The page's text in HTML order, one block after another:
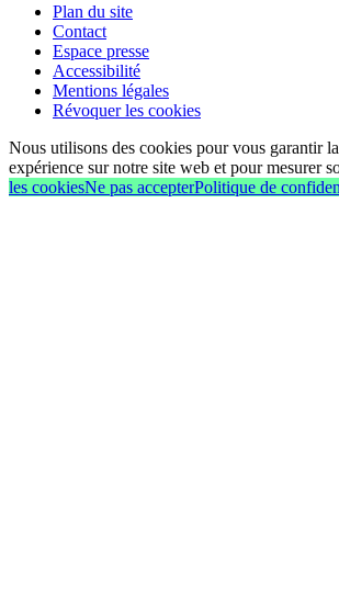
Plan du site
Contact
Espace presse
Accessibilité
Mentions légales
Révoquer les cookies
Nous utilisons des cookies pour vous garantir
expérience sur notre site web et pour mesurer
les cookiesNe pas accepterPolitique de